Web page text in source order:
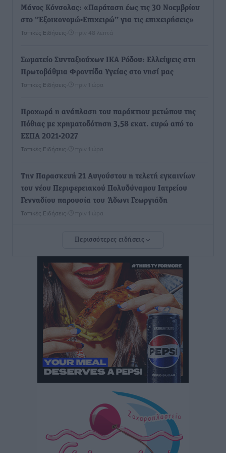
Μάνος Κόνσολας: «Παράταση έως τις 30 Νοεμβρίου
στο ‘’Εξοικονομώ-Επιχειρώ’’ για τις επιχειρήσεις»
Τοπικές Ειδήσεις πριν 48 λεπτά
Σωματείο Συνταξιούχων ΙΚΑ Ρόδου: Ελλείψεις στη
Πρωτοβάθμια Φροντίδα Υγείας στο νησί μας
Τοπικές Ειδήσεις πριν 1 ώρα
Προχωρά η ανάπλαση του παράκτιου μετώπου της
Πόθιας με χρηματοδότηση 3,58 εκατ. ευρώ από το
ΕΣΠΑ 2021-2027
Τοπικές Ειδήσεις πριν 1 ώρα
Την Παρασκευή 21 Αυγούστου η τελετή εγκαινίων
του νέου Περιφερειακού Πολυδύναμου Ιατρείου
Γενναδίου παρουσία του Άδωνι Γεωργιάδη
Τοπικές Ειδήσεις πριν 1 ώρα
Στη Λέρο ο πρόεδρος του ΠΑΣΟΚ Νίκος Ανδρουλάκης
Στα 2-2,35 GW ο στόχος για τα πρώτα υπεράκτια
αιολικά πάρκα που θα λειτουργήσουν στη χώρα μας
Ειδήσεις• πριν 3 ώρες
Η Ελλάδα κρατά το τουριστικό momentum, παρά τις
γεωπολιτικές αναταράξεις
Ειδήσεις• πριν 3 ώρες
Σε κόκκινο συναγερμό επτά Περιφέρειες – Οι οδηγίες
της Πολιτικής Προστασίας και ο Χάρτης Πρόβλεψης
ΑΑΔΕ: Αυξάνονται οι «καρφωτές» για φοροδιαφυγή
Περισσότερες ειδήσεις